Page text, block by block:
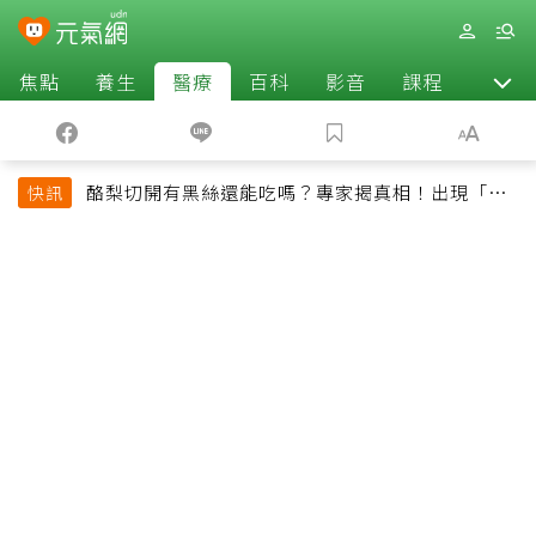
焦點 養生 醫療 百科 影音 課程 退休
快訊
酪梨切開有黑絲還能吃嗎？專家揭真相！出現「3情